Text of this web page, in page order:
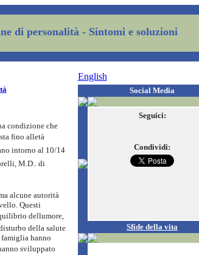
di personalità - Sintomi e soluzioni
condizione che
fino alletà
intorno al 10/14
M.D.. di
alcune autorità
Questi
dellumore,
della salute
hanno
sviluppato
English
Social Media
Seguici:
Condividi:
Sfide della vita